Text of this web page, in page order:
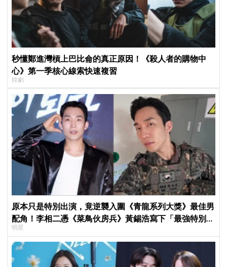
秒懂鄭進灣槓上巴比侖的真正原因！《殺人者的購物中
心》第一季核心線索快速複習
韓劇
原本只是特別出演，竟逆襲入圍《青龍系列大獎》最佳男
配角！李相二憑《菜鳥伙房兵》黃錫浩寫下「最強特別出
演」傳奇
明星